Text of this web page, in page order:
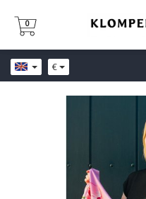
€
0
0